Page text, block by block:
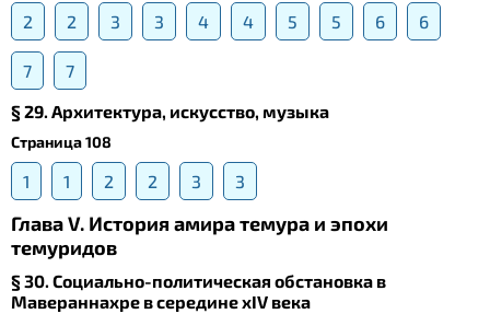
2 2 3 3 4 4 5 5 6 6
7
7
§ 29. Архитектура, искусство, музыка
Страница 108
1 1 2 2 3 3
Глава V. История амира темура и эпохи
темуридов
§ 30. Социально-политическая обстановка в
Мавераннахре в середине xIV века